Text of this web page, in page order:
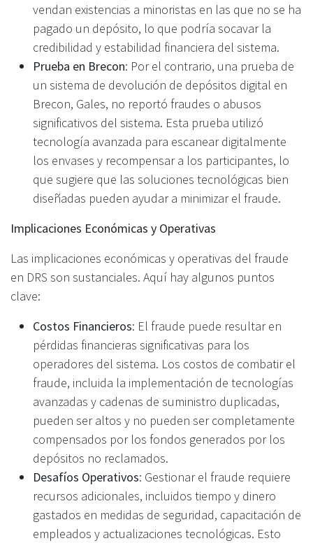
vendan existencias a minoristas en las que no se ha
pagado un depósito, lo que podría socavar la
credibilidad y estabilidad financiera del sistema.
Prueba en Brecon: Por el contrario, una prueba de
un sistema de devolución de depósitos digital en
Brecon, Gales, no reportó fraudes o abusos
significativos del sistema. Esta prueba utilizó
tecnología avanzada para escanear digitalmente
los envases y recompensar a los participantes, lo
que sugiere que las soluciones tecnológicas bien
diseñadas pueden ayudar a minimizar el fraude.
Implicaciones Económicas y Operativas
Las implicaciones económicas y operativas del fraude
en DRS son sustanciales. Aquí hay algunos puntos
clave:
Costos Financieros: El fraude puede resultar en
pérdidas financieras significativas para los
operadores del sistema. Los costos de combatir el
fraude, incluida la implementación de tecnologías
avanzadas y cadenas de suministro duplicadas,
pueden ser altos y no pueden ser completamente
compensados por los fondos generados por los
depósitos no reclamados.
Desafíos Operativos: Gestionar el fraude requiere
recursos adicionales, incluidos tiempo y dinero
gastados en medidas de seguridad, capacitación de
empleados y actualizaciones tecnológicas. Esto